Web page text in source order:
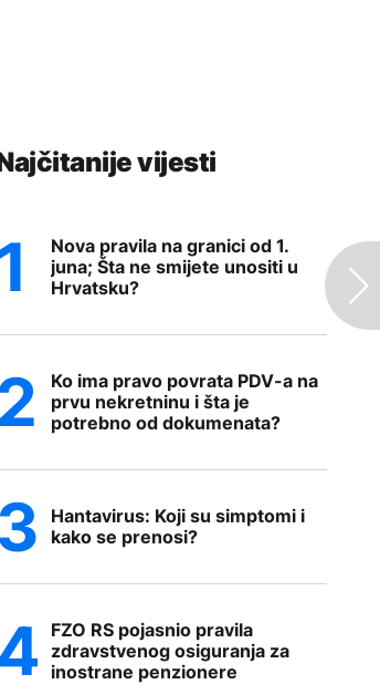
vijesti
Nova pravila na granici od 1.
juna; Šta ne smijete unositi u
Hrvatsku?
Ko ima pravo povrata PDV-a na
prvu nekretninu i šta je
potrebno od dokumenata?
Hantavirus: Koji su simptomi i
kako se prenosi?
FZO RS pojasnio pravila
zdravstvenog osiguranja za
inostrane penzionere